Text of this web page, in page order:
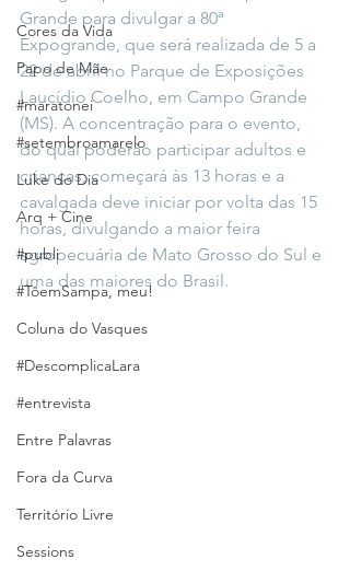
Cores da Vida
Papo de Mãe
#maratonei
#setembroamarelo
Luke do Dia
Arq + Cine
#publi
#TôemSampa, meu!
Coluna do Vasques
#DescomplicaLara
#entrevista
Entre Palavras
Fora da Curva
Território Livre
Sessions
Grande para divulgar a 80ª
Expogrande, que será realizada de 5 a
22 de abril no Parque de Exposições
Laucídio Coelho, em Campo Grande
(MS). A concentração para o evento,
do qual poderão participar adultos e
crianças, começará às 13 horas e a
cavalgada deve iniciar por volta das 15
horas, divulgando a maior feira
agropecuária de Mato Grosso do Sul e
uma das maiores do Brasil.